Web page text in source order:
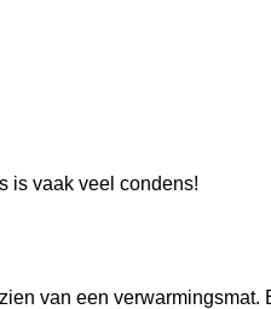
is vaak veel condens!
van een verwarmingsmat.